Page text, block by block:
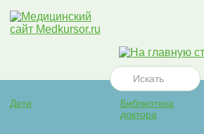
Дети
Библиотека
доктора